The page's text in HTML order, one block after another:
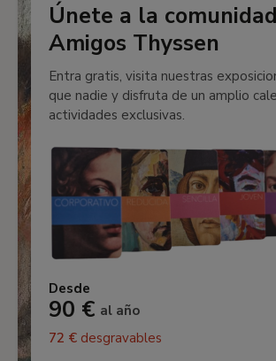
Únete a la
Amigos Thyssen
Entra gratis, visita nuestras
que nadie y disfruta de un amplio
actividades exclusivas.
Desde
90 € al año
72 € desgravables